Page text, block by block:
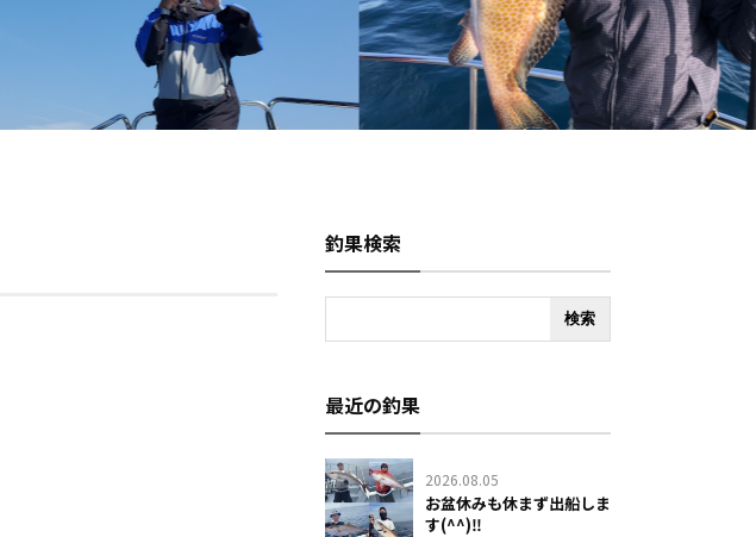
釣果検索
最近の釣果
2026.08.05
お盆休みも休まず出船しま
す(^^)‼️